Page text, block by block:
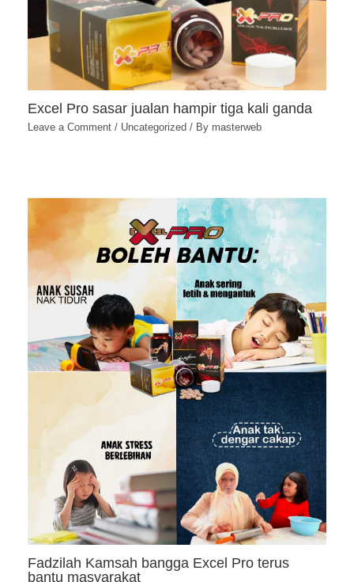
Excel Pro sasar jualan hampir tiga kali ganda
Leave a Comment / Uncategorized / By masterweb
Fadzilah Kamsah bangga Excel Pro terus
bantu masyarakat